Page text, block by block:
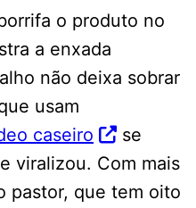
o produto no
a enxada
não deixa sobrar
usam
caseiro
se
viralizou. Com mais
pastor, que tem oito